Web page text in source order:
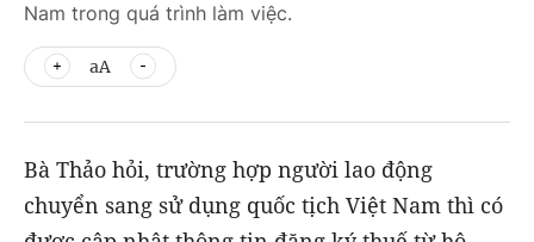
Nam trong quá trình làm việc.
aA
Bà Thảo hỏi, trường hợp người lao động
chuyển sang sử dụng quốc tịch Việt Nam thì có